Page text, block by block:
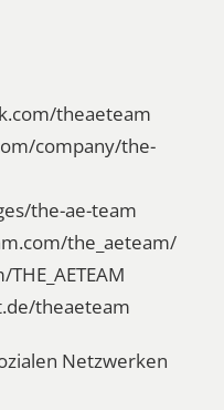
theaeteam
company/the-
the-ae-team
the_aeteam/
theaeteam
Netzwerken